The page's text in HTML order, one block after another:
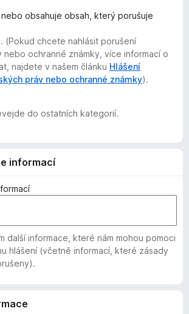
F
r
e
f
x
obsahuje obsah, který porušuje
(Pokud chcete nahlásit porušení
nebo ochranné známky, více informací o
najdete v našem článku Hlášení
práv nebo ochranné známky).
do ostatních kategorií.
informací
další informace, které nám mohou pomoci
hlášení (včetně informací, které zásady